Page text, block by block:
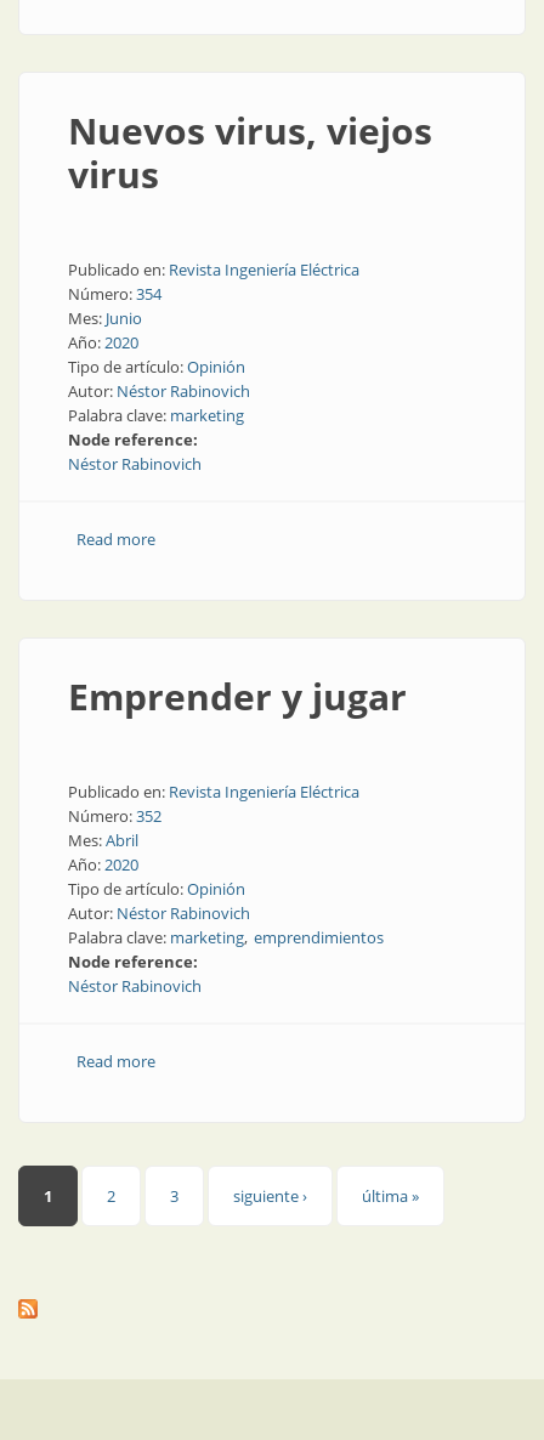
Nuevos virus, viejos
virus
Publicado en: Revista Ingeniería Eléctrica
Número:354
Mes: Junio
Año:2020
Tipo de artículo:Opinión
Autor: Néstor Rabinovich
Palabra clave: marketing
Node reference:
Néstor Rabinovich
Read moreabout Nuevos virus, viejos virus
Emprender y jugar
Publicado en: Revista Ingeniería Eléctrica
Número:352
Mes:Abril
Año:2020
Tipo de artículo:Opinión
Autor: Néstor Rabinovich
Palabra clave: marketing emprendimientos
Node reference:
Néstor Rabinovich
Read moreabout Emprender y jugar
Páginas
1 2 3 siguiente › última »